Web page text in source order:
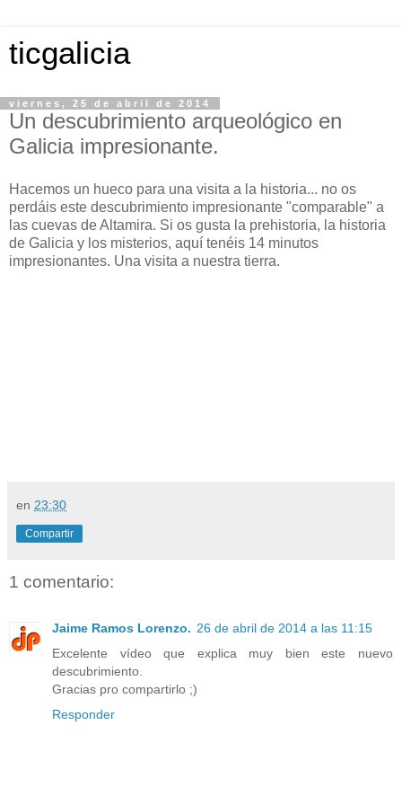
ticgalicia
viernes, 25 de abril de 2014
Un descubrimiento arqueológico en
Galicia impresionante.
Hacemos un hueco para una visita a la historia... no os
perdáis este descubrimiento impresionante "comparable" a
las cuevas de Altamira. Si os gusta la prehistoria, la historia
de Galicia y los misterios, aquí tenéis 14 minutos
impresionantes. Una visita a nuestra tierra.
en 23:30
Compartir
1 comentario:
Jaime Ramos Lorenzo. 26 de abril de 2014 a las 11:15
Excelente vídeo que explica muy bien este nuevo
descubrimiento.
Gracias pro compartirlo ;)
Responder